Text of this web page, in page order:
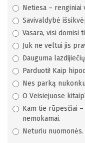
Netiesa – renginiai
Savivaldybė
Vasara, visi domisi
Juk ne veltui jis
Dauguma
Parduoti! Kaip
Nes parką
O Veisiejuose
Kam tie rūpesčiai
nemokamai.
Neturiu nuomonės.